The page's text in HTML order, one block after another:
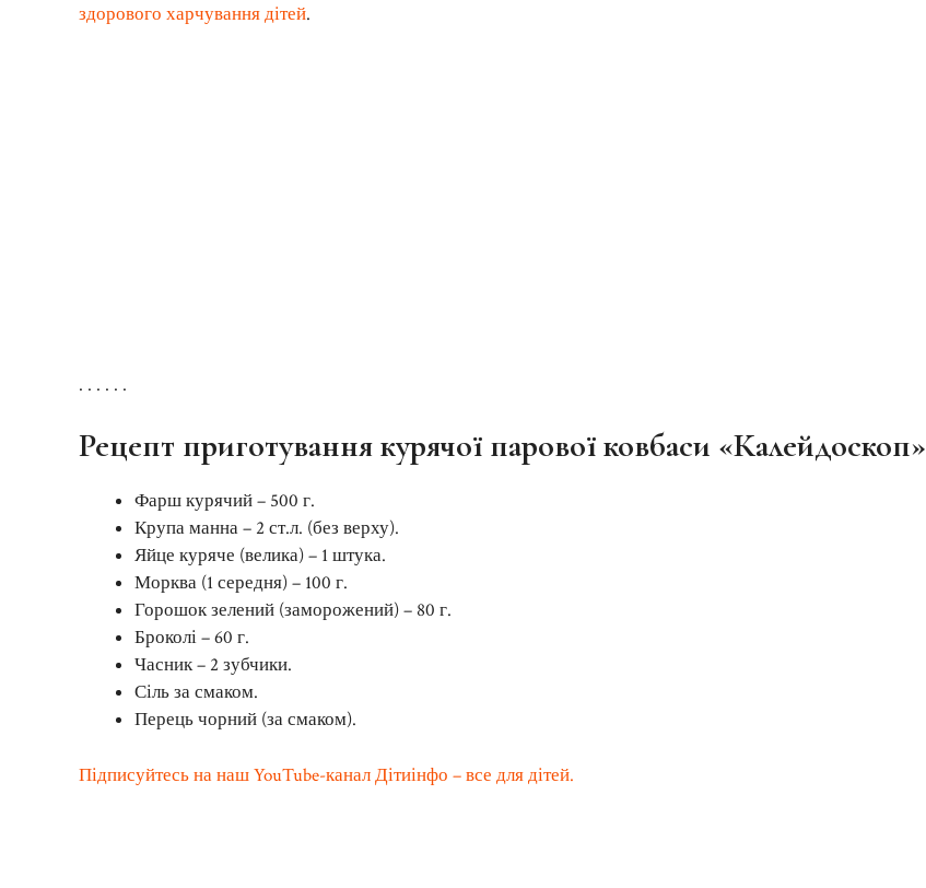
здорового харчування дітей.
. . . . . .
Рецепт приготування курячої парової ковбаси «Калейдоскоп»
Фарш курячий – 500 г.
Крупа манна – 2 ст.л. (без верху).
Яйце куряче (велика) – 1 штука.
Морква (1 середня) – 100 г.
Горошок зелений (заморожений) – 80 г.
Броколі – 60 г.
Часник – 2 зубчики.
Сіль за смаком.
Перець чорний (за смаком).
Підписуйтесь на наш YouTube-канал Дітиінфо – все для дітей.